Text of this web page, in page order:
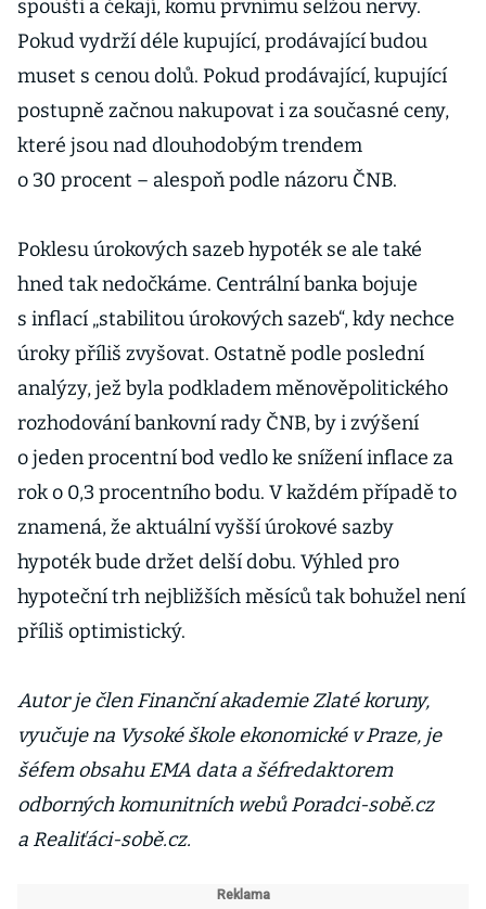
spoušti a čekají, komu prvnímu selžou nervy.
Pokud vydrží déle kupující, prodávající budou
muset s cenou dolů. Pokud prodávající, kupující
postupně začnou nakupovat i za současné ceny,
které jsou nad dlouhodobým trendem
o 30 procent – alespoň podle názoru ČNB.
Poklesu úrokových sazeb hypoték se ale také
hned tak nedočkáme. Centrální banka bojuje
s inflací „stabilitou úrokových sazeb“, kdy nechce
úroky příliš zvyšovat. Ostatně podle poslední
analýzy, jež byla podkladem měnověpolitického
rozhodování bankovní rady ČNB, by i zvýšení
o jeden procentní bod vedlo ke snížení inflace za
rok o 0,3 procentního bodu. V každém případě to
znamená, že aktuální vyšší úrokové sazby
hypoték bude držet delší dobu. Výhled pro
hypoteční trh nejbližších měsíců tak bohužel není
příliš optimistický.
Autor je člen Finanční akademie Zlaté koruny,
vyučuje na Vysoké škole ekonomické v Praze, je
šéfem obsahu EMA data a šéfredaktorem
odborných komunitních webů Poradci-sobě.cz
a Realiťáci-sobě.cz.